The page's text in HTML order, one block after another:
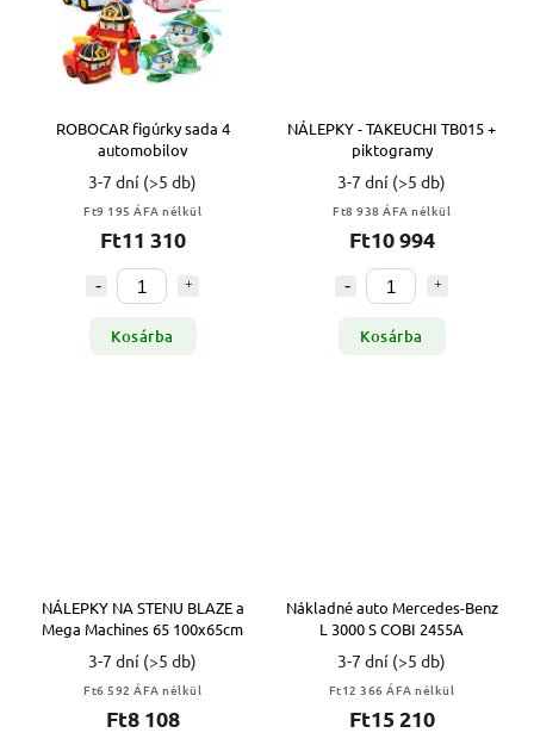
ROBOCAR figúrky sada 4
automobilov
3-7 dní (>5 db)
Ft9 195 ÁFA nélkül
Ft11 310
Kosárba
NÁLEPKY - TAKEUCHI TB015 +
piktogramy
3-7 dní (>5 db)
Ft8 938 ÁFA nélkül
Ft10 994
Kosárba
NÁLEPKY NA STENU BLAZE a
Mega Machines 65 100x65cm
3-7 dní (>5 db)
Ft6 592 ÁFA nélkül
Ft8 108
Nákladné auto Mercedes-Benz
L 3000 S COBI 2455A
3-7 dní (>5 db)
Ft12 366 ÁFA nélkül
Ft15 210